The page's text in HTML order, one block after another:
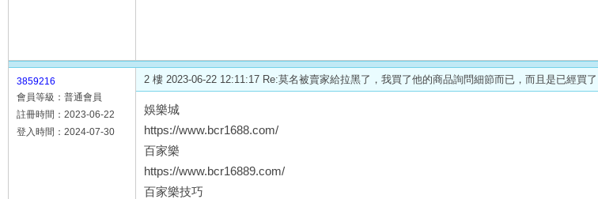
3859216
會員等級：普通會員
註冊時間：2023-06-22
登入時間：2024-07-30
2 樓 2023-06-22 12:11:17 Re:莫名被賣家給拉黑了，我買了他的商品詢問細節而已，而且是已經買了
娛樂城
https://www.bcr1688.com/
百家樂
https://www.bcr16889.com/
百家樂技巧